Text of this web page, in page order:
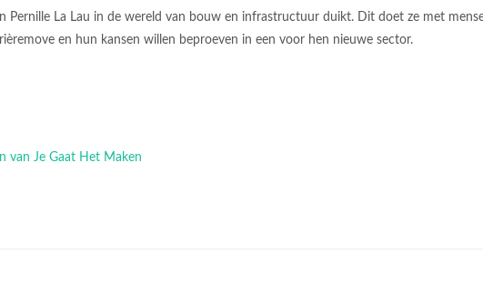
Pernille La Lau in de wereld van bouw en infrastructuur duikt. Dit doet ze met
en hun kansen willen beproeven in een voor hen nieuwe sector.
van Je Gaat Het Maken